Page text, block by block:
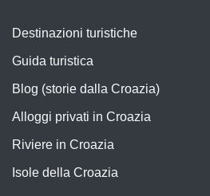
Destinazioni turistiche
Guida turistica
Blog (storie dalla Croazia)
Alloggi privati in Croazia
Riviere in Croazia
Isole della Croazia